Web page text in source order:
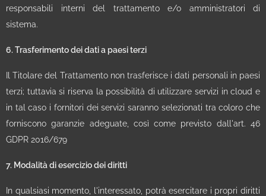
responsabili interni del trattamento e/o amministratori di
sistema.
6. Trasferimento dei dati a paesi terzi
Il Titolare del Trattamento non trasferisce i dati personali in paesi
terzi; tuttavia si riserva la possibilità di utilizzare servizi in cloud e
in tal caso i fornitori dei servizi saranno selezionati tra coloro che
forniscono garanzie adeguate, così come previsto dall'art. 46
GDPR 2016/679
7. Modalità di esercizio dei diritti
In qualsiasi momento, l'interessato, potrà esercitare i propri diritti